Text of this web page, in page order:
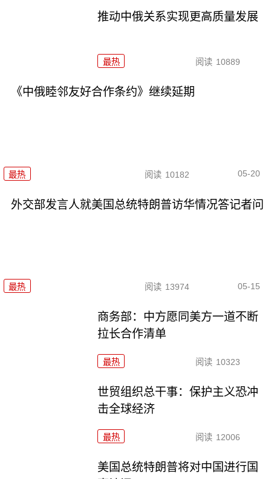
推动中俄关系实现更高质量发展
最热 阅读 10889
《中俄睦邻友好合作条约》继续延期
最热 阅读 10182 05-20
外交部发言人就美国总统特朗普访华情况答记者问
最热 阅读 13974 05-15
商务部：中方愿同美方一道不断
拉长合作清单
最热 阅读 10323
世贸组织总干事：保护主义恐冲
击全球经济
最热 阅读 12006
美国总统特朗普将对中国进行国